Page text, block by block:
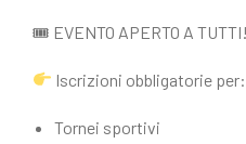
🎟 EVENTO APERTO A TUTTI!
Iscrizioni obbligatorie per:
Tornei sportivi